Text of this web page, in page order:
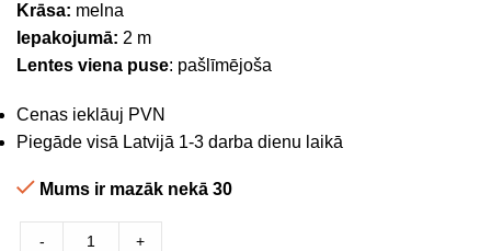
Krāsa: melna
Iepakojumā: 2 m
Lentes viena puse: pašlīmējoša
Cenas ieklāuj PVN
Piegāde visā Latvijā 1-3 darba dienu laikā
Mums ir mazāk nekā 30
- +